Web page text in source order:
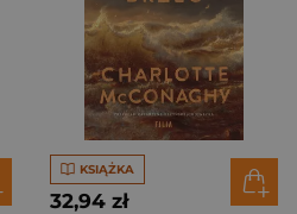
KSIĄŻKA
32,94 zł